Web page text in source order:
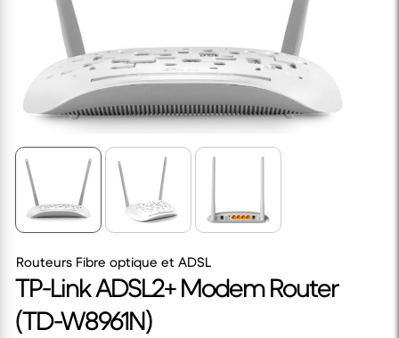
Routeurs Fibre optique et ADSL
TP-Link ADSL2+ Modem Router
(TD-W8961N)